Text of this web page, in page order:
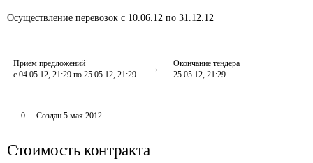
Осуществление перевозок с 10.06.12 по 31.12.12
Приём предложений
с 04.05.12, 21:29 по 25.05.12, 21:29
Окончание тендера
25.05.12, 21:29
0 Создан 5 мая 2012
Стоимость контракта